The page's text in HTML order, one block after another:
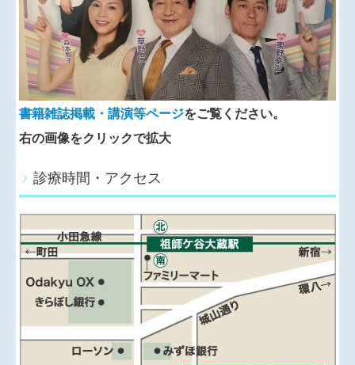
2023』を読み解く」（2024/11/10発行 先進医学社）
の『高齢者のグルココルチコイド誘発性骨粗鬆症の特
徴、予防と治療』を執筆しました。
◆年末年始休診のお知らせ
2024年12月29日（日）から2025年1月5日（日）まで休
診させていただきます。
◆新型コロナウイルスワクチン接種について
2024年10月1日から新型コロナウイルスワクチンの定期
接種が始まります。
65歳以上
（または60歳以上で法定障害がある）で接種
を希望される方は送付された予診票を必ず持参 のう
え、診療日の9：00から11：45まで、もしくは14：30
から16：45までに直接ご来院ください。
自己負担額は2500円です。
予約の必要はありません。
書籍雑誌掲載・講演等ページをご覧ください。
右の画像をクリックで拡大
診療時間・アクセス